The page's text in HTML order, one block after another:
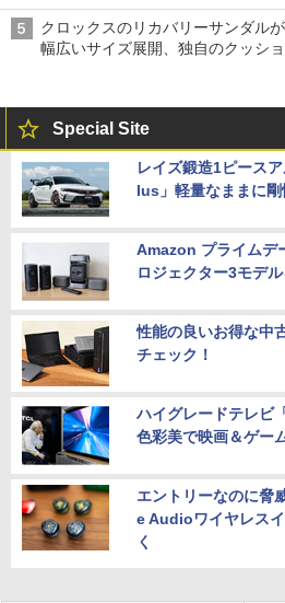
は1500円
クロックスのリカバリーサンダル
幅広いサイズ展開、独自のクッシ
Special Site
レイズ鍛造1ピース
lus」軽量なままに剛
Amazon プライムデ
ロジェクター3モデ
性能の良いお得な中
チェック！
ハイグレードテレビ
色彩美で映画＆ゲー
エントリーなのに脅
e Audioワイヤレス
く